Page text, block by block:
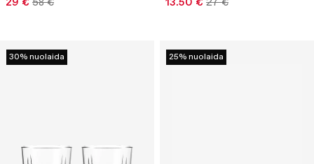
29 € 58 € 13.50 € 27 €
30% nuolaida 25% nuolaida